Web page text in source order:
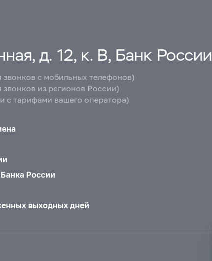
д. 12, к. В, Банк России
звонков с мобильных телефонов)
звонков из регионов России)
с тарифами вашего оператора)
России
выходных дней